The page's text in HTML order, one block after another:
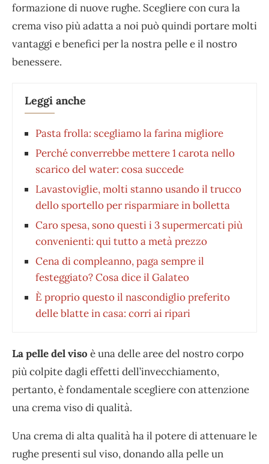
formazione di nuove rughe. Scegliere con cura la
crema viso più adatta a noi può quindi portare molti
vantaggi e benefici per la nostra pelle e il nostro
benessere.
Leggi anche
Pasta frolla: scegliamo la farina migliore
Perché converrebbe mettere 1 carota nello
scarico del water: cosa succede
Lavastoviglie, molti stanno usando il trucco
dello sportello per risparmiare in bolletta
Caro spesa, sono questi i 3 supermercati più
convenienti: qui tutto a metà prezzo
Cena di compleanno, paga sempre il
festeggiato? Cosa dice il Galateo
È proprio questo il nascondiglio preferito
delle blatte in casa: corri ai ripari
La pelle del viso è una delle aree del nostro corpo
più colpite dagli effetti dell’invecchiamento,
pertanto, è fondamentale scegliere con attenzione
una crema viso di qualità.
Una crema di alta qualità ha il potere di attenuare le
rughe presenti sul viso, donando alla pelle un